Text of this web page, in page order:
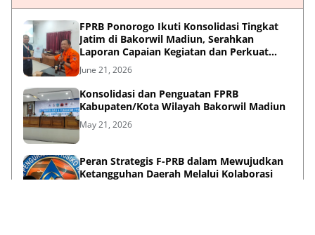
FPRB Ponorogo Ikuti Konsolidasi Tingkat
Jatim di Bakorwil Madiun, Serahkan
Laporan Capaian Kegiatan dan Perkuat
Sinergi Pentahelix
June 21, 2026
Konsolidasi dan Penguatan FPRB
Kabupaten/Kota Wilayah Bakorwil Madiun
May 21, 2026
Peran Strategis F-PRB dalam Mewujudkan
Ketangguhan Daerah Melalui Kolaborasi